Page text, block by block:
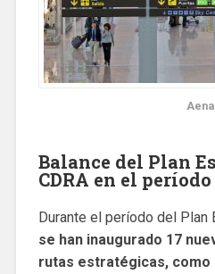
Aena
Balance del Plan
CDRA en el
Durante el período del
se han inaugurado 17
rutas estratégicas, como